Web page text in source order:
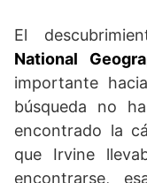
El
National
importante
búsqueda no
encontrado la
que Irvine
encontrarse,